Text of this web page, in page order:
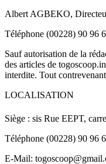
Albert AGBEKO,
Téléphone (00228) 90 96
Sauf autorisation de la
des articles de
interdite. Tout
LOCALISATION
Siège : sis Rue EEPT,
Téléphone (00228) 90 96
E-Mail: